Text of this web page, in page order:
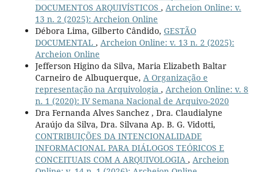
DOCUMENTOS ARQUIVÍSTICOS , Archeion Online: v.
13 n. 2 (2025): Archeion Online
Débora Lima, Gilberto Cândido, GESTÃO
DOCUMENTAL , Archeion Online: v. 13 n. 2 (2025):
Archeion Online
Jefferson Higino da Silva, Maria Elizabeth Baltar
Carneiro de Albuquerque, A Organização e
representação na Arquivologia , Archeion Online: v. 8
n. 1 (2020): IV Semana Nacional de Arquivo-2020
Dra Fernanda Alves Sanchez , Dra. Claudialyne
Araújo da Silva, Dra. Silvana Ap. B. G. Vidotti,
CONTRIBUIÇÕES DA INTENCIONALIDADE
INFORMACIONAL PARA DIÁLOGOS TEÓRICOS E
CONCEITUAIS COM A ARQUIVOLOGIA , Archeion